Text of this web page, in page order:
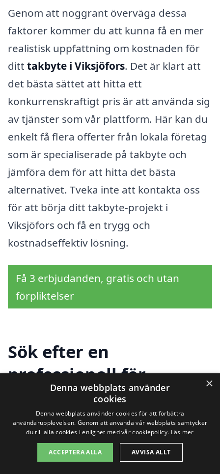
Genom att noggrant överväga dessa
faktorer kommer du att kunna få en mer
realistisk uppfattning om kostnaden för
ditt takbyte i Viksjöfors. Det är klart att
det bästa sättet att hitta ett
konkurrenskraftigt pris är att använda sig
av tjänster som vår plattform. Här kan du
enkelt få flera offerter från lokala företag
som är specialiserade på takbyte och
jämföra dem för att hitta det bästa
alternativet. Tveka inte att kontakta oss
för att börja ditt takbyte-projekt i
Viksjöfors och få en trygg och
kostnadseffektiv lösning.
Få 3 erbjudanden, gratis och utan
förpliktelser
Sök efter en
professionell för
takbyte i andra städer
nära Viksjöfors
Att hitta hjälp förtakbyte i Viksjöfors
×
Denna webbplats använder
cookies
Denna webbplats använder cookies för att förbättra
användarupplevelsen. Genom att använda vår webbplats samtycker
du till alla cookies i enlighet med vår cookiepolicy. Läs mer
ACCEPTERA ALLA AVVISA ALLT